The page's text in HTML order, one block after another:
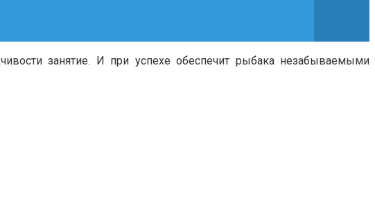
занятие. И при успехе обеспечит рыбака незабываемыми